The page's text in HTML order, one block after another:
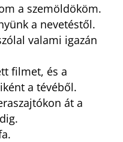
a szemöldököm.
a nevetéstől.
valami igazán
filmet, és a
a tévéből.
át a